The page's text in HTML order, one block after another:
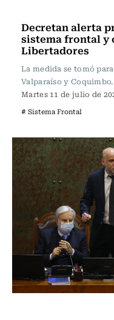
Decretan alerta
sistema frontal y
Libertadores
La medida se tomó
Valparaíso y Coquimbo.
Martes 11 de julio de
# Sistema Frontal